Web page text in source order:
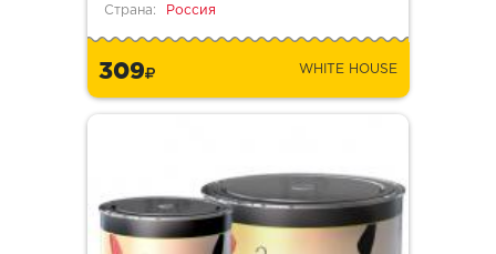
Страна:
Россия
309 WHITE HOUSE